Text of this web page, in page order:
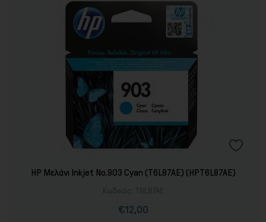
HP Μελάνι Inkjet No.903 Cyan (T6L87AE) (HPT6L87AE)
Τιμή
€12,00